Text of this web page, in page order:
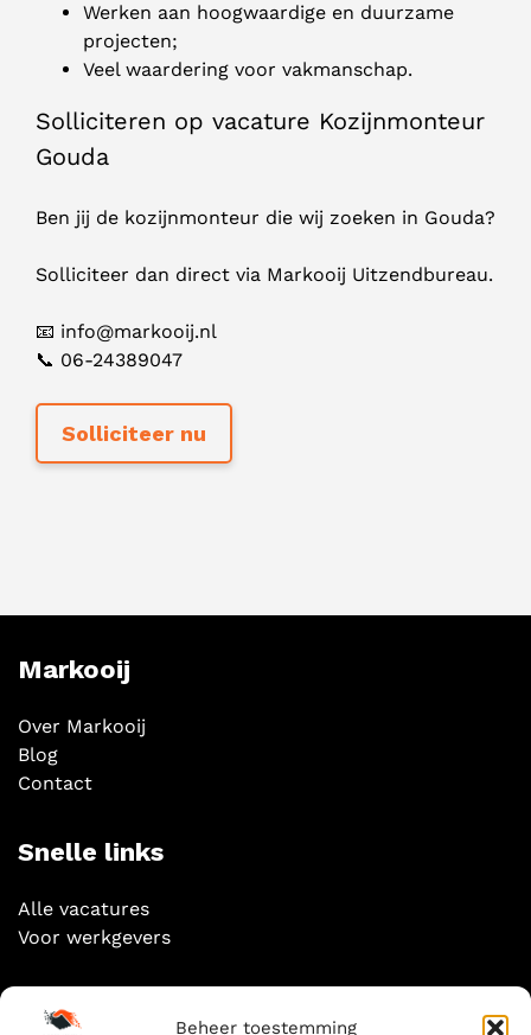
Beheer toestemming
Werken aan hoogwaardige en duurzame
projecten;
Veel waardering voor vakmanschap.
Solliciteren op vacature Kozijnmonteur
Gouda
Ben jij de kozijnmonteur die wij zoeken in Gouda?
Solliciteer dan direct via Markooij Uitzendbureau.
📧 info@markooij.nl
📞 06-24389047
Markooij
Over Markooij
Blog
Contact
Snelle links
Alle vacatures
Voor werkgevers
Socials